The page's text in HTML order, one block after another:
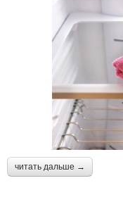
читать дальше →